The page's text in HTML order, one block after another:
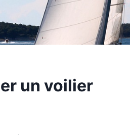
un voilier